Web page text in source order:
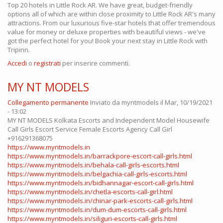
Top 20 hotels in Little Rock AR. We have great, budget-friendly
options all of which are within close proximity to Little Rock AR's many
attractions. From our luxurious five-star hotels that offer tremendous
value for money or deluxe properties with beautiful views - we've
got the perfect hotel for you! Book your next stay in Little Rock with
Tripinn.
Accedi o registrati per inserire commenti.
MY NT MODELS
Collegamento permanente Inviato da myntmodels il Mar, 10/19/2021
- 13:02
MY NT MODELS Kolkata Escorts and Independent Model Housewife
Call Girls Escort Service Female Escorts Agency Call Girl
+916291368075
https://www.myntmodels.in
https://www.myntmodels.in/barrackpore-escort-call-girls.html
https://www.myntmodels.in/behala-call-girls-escorts.html
https://www.myntmodels.in/belgachia-call-girls-escorts.html
https://www.myntmodels.in/bidhannagar-escort-call-girls.html
https://www.myntmodels.in/chetla-escorts-call-girl.html
https://www.myntmodels.in/chinar-park-escorts-call-girls.html
https://www.myntmodels.in/dum-dum-escorts-call-girls.html
https://www.myntmodels.in/siliguri-escorts-call-girls.html